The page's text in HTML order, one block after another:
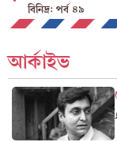
বিনিদ্র: পর্ব ৪৯
আর্কাইভ